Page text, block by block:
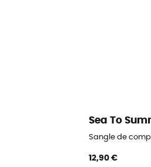
Sea To
Sangle de
12,90 €